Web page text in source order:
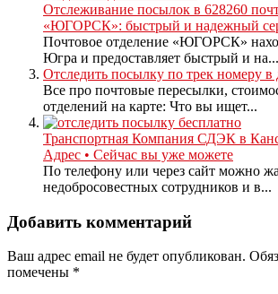
Отслеживание посылок в 628260
«ЮГОРСК»: быстрый и надежный
Почтовое отделение «ЮГОРСК»
Югра и предоставляет быстрый и на...
Отследить посылку по трек номеру в
Все про почтовые пересылки,
отделений на карте: Что вы ищет...
Транспортная Компания СДЭК в
Адрес • Сейчас вы уже можете
По телефону или через сайт можно
недобросовестных сотрудников и в...
Добавить комментарий
Ваш адрес email не будет опубликован.
помечены *